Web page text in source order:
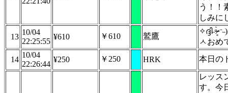
う！！
しみに
13
10/04
22:25:55
¥610 ￥610 鷲鷹
ㅅおめ
14
10/04
22:26:44
¥250 ￥250 HRK 本日の
レッス
す。今